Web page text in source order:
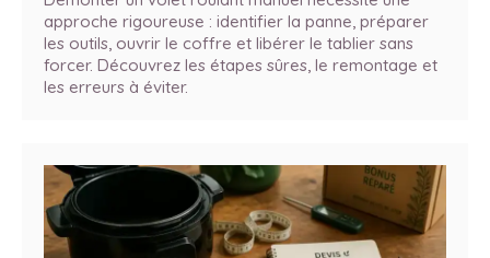
approche rigoureuse : identifier la panne, préparer
les outils, ouvrir le coffre et libérer le tablier sans
forcer. Découvrez les étapes sûres, le remontage et
les erreurs à éviter.